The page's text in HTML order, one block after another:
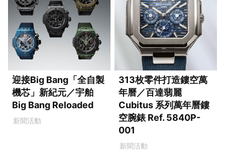
迎接Big Bang「全自製
機芯」新紀元／宇舶
Big Bang Reloaded
新聞活動
313枚零件打造鏤空萬
年曆／百達翡麗
Cubitus 系列萬年曆鏤
空腕錶 Ref. 5840P-
001
新聞活動